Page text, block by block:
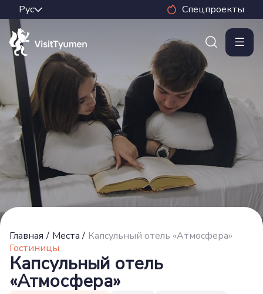
Спецпроекты
Главная / Места / Капсульный отель «Атмосфера»
Гостиницы
Капсульный отель
«Атмосфера»